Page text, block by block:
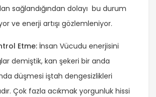
sağlandığından dolayı bu durum
ve enerji artışı gözlemleniyor.
Etme: İnsan Vücudu enerjisini
demiştik, kan şekeri bir anda
düşmesi iştah dengesizlikleri
Çok fazla acıkmak yorgunluk hissi